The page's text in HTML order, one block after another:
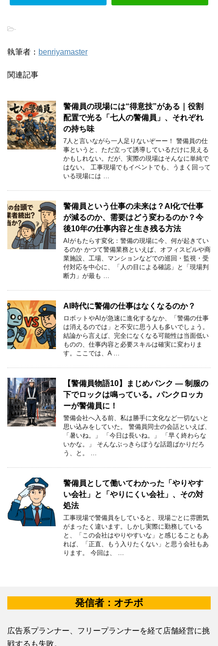
-
執筆者： benriyamaster
関連記事
警備員の現場には“得意技”がある｜役割
配置で光る「七人の警備員」、それぞれ
の持ち味
7人と言いながら一人足りないぞーー！ 警備員の仕
事というと、ただ立って誘導しているだけに見える
かもしれない。だが、実際の現場はそんなに単純で
はない。 工事現場でもイベントでも、うまく回って
いる現場には …
警備員という仕事の未来は？AI化で仕事
が減るのか、需要はどう変わるのか？今
後10年の仕事内容と生き残る方法
AIがもたらす変化：警備の現場に今、何が起きてい
るのか かつて警備業務といえば、オフィスビルや商
業施設、工場、マンションなどでの巡回・監視・受
付対応を中心に、「人の目による確認」と「現場判
断力」が最も …
AI時代に警備の仕事はなくなるのか？
ロボットやAIが急速に進化するなか、「警備の仕事
は消えるのでは」と不安に思う人も多いでしょう。
結論から言えば、完全になくなる可能性は当面低い
ものの、仕事内容と必要スキルは確実に変わりま
す。ここでは、A …
【警備員物語10】まじめパンク ― 制服の
下でロックは鳴っている。パンクロッカ
ーが警備員に！
警備会社へ入る前、私は勝手に文化など一切ないと
思い込みをしていた。 警備員同士の会話といえば、
「暑いね。」 「今日は長いね。」 「早く終わらな
いかな。」 そんなぶっきらぼうな話題ばかりだろ
う、と。 …
警備員として働いてわかった「やりやす
い会社」と「やりにくい会社」、その対
処法
工事現場で警備員をしていると、現場ごとに雰囲気
がまったく違います。しかし実際に勤務している
と、「この会社はやりやすいな」と感じることもあ
れば、「正直、もう入りたくない」と思う会社もあ
ります。 今回は、 …
発信者：オチボ
広告系プランナー、フリープランナーを経て店舗経営に挑
戦するも失敗。